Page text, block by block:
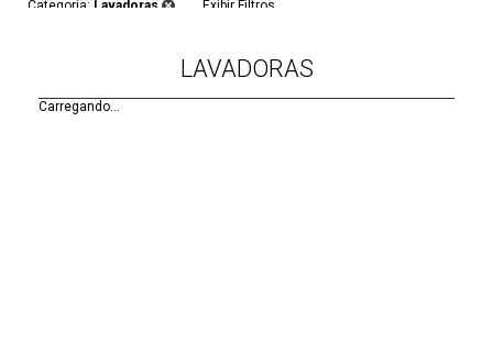
Categoria: Lavadoras Exibir Filtros
LAVADORAS
Carregando...